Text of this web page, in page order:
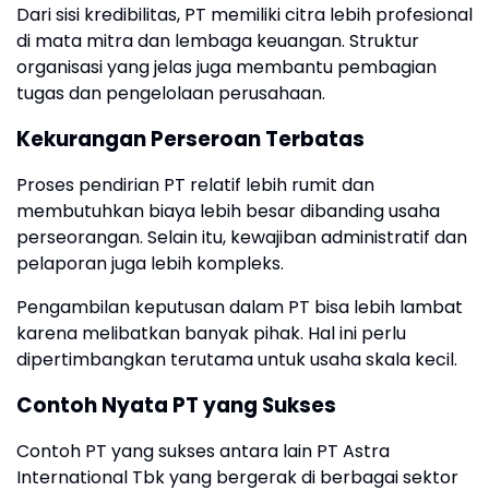
Dari sisi kredibilitas, PT memiliki citra lebih profesional
di mata mitra dan lembaga keuangan. Struktur
organisasi yang jelas juga membantu pembagian
tugas dan pengelolaan perusahaan.
Kekurangan Perseroan Terbatas
Proses pendirian PT relatif lebih rumit dan
membutuhkan biaya lebih besar dibanding usaha
perseorangan. Selain itu, kewajiban administratif dan
pelaporan juga lebih kompleks.
Pengambilan keputusan dalam PT bisa lebih lambat
karena melibatkan banyak pihak. Hal ini perlu
dipertimbangkan terutama untuk usaha skala kecil.
Contoh Nyata PT yang Sukses
Contoh PT yang sukses antara lain PT Astra
International Tbk yang bergerak di berbagai sektor